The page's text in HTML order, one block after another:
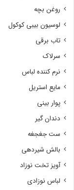
روغن بچه
لوسیون بیبی کوکول
تاب برقی
سرلاک
نرم کننده لباس
مایع استریل
پوار بینی
دندان گیر
ست جغجغه
بالش شیردهی
آویز تخت نوزاد
لباس نوزادی